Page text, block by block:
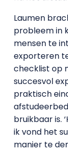
Laumen
probleem in
mensen te
exporteren
checklist op
succesvol
praktisch
bruikbaar is.
ik vond het
manier te